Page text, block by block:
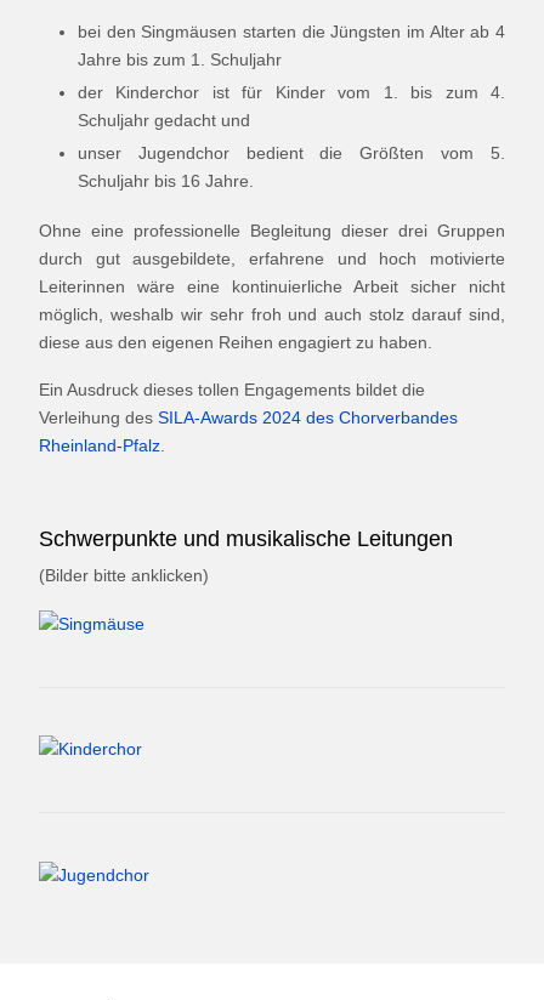
bei den Singmäusen starten die Jüngsten im Alter ab 4
Jahre bis zum 1. Schuljahr
der Kinderchor ist für Kinder vom 1. bis zum 4.
Schuljahr gedacht und
unser Jugendchor bedient die Größten vom 5.
Schuljahr bis 16 Jahre.
Ohne eine professionelle Begleitung dieser drei Gruppen
durch gut ausgebildete, erfahrene und hoch motivierte
Leiterinnen wäre eine kontinuierliche Arbeit sicher nicht
möglich, weshalb wir sehr froh und auch stolz darauf sind,
diese aus den eigenen Reihen engagiert zu haben.
Ein Ausdruck dieses tollen Engagements bildet die
Verleihung des SILA-Awards 2024 des Chorverbandes
Rheinland-Pfalz
Schwerpunkte und musikalische Leitungen
(Bilder bitte anklicken)